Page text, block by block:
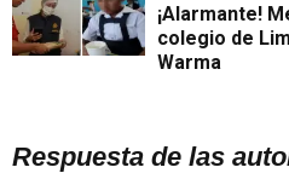
¡Alarmante!
colegio de
Warma
Respuesta de las